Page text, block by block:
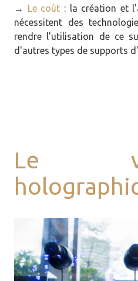
→ Le coût : la création et
nécessitent des
rendre l'utilisation de ce
d'autres types de supports
Le